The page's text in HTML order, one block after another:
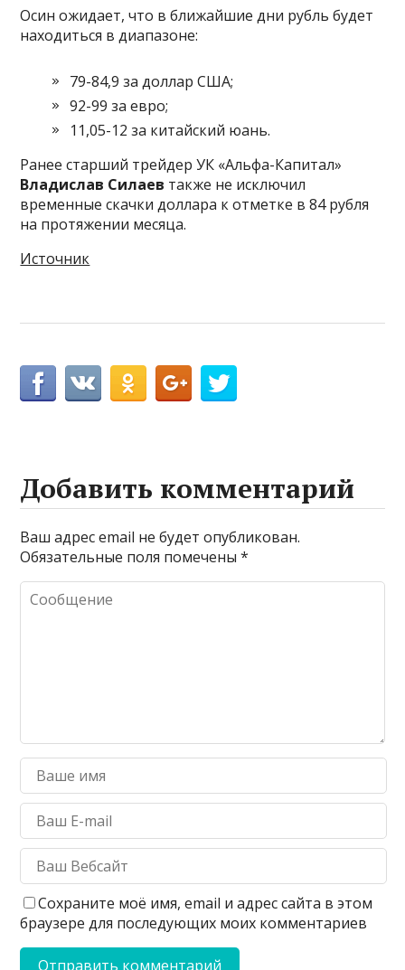
Осин ожидает, что в ближайшие дни рубль будет
находиться в диапазоне:
79-84,9 за доллар США;
92-99 за евро;
11,05-12 за китайский юань.
Ранее старший трейдер УК «Альфа-Капитал»
Владислав Силаев также не исключил
временные скачки доллара к отметке в 84 рубля
на протяжении месяца.
Источник
Добавить комментарий
Ваш адрес email не будет опубликован.
Обязательные поля помечены*
Сохраните моё имя, email и адрес сайта в этом
браузере для последующих моих комментариев